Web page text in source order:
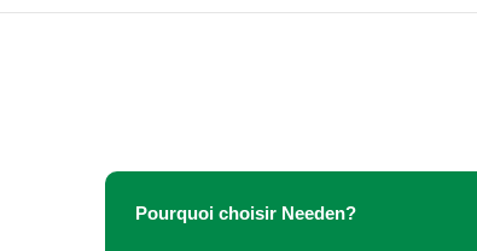
Pourquoi choisir Needen?